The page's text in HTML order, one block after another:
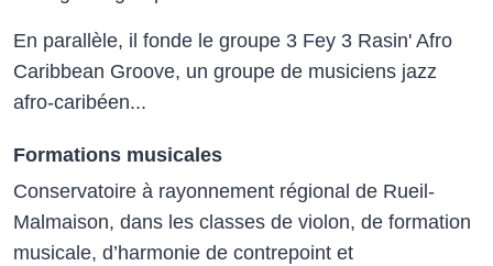
En parallèle, il fonde le groupe 3 Fey 3 Rasin' Afro
Caribbean Groove, un groupe de musiciens jazz
afro-caribéen...
Formations musicales
Conservatoire à rayonnement régional de Rueil-
Malmaison, dans les classes de violon, de formation
musicale, d’harmonie de contrepoint et